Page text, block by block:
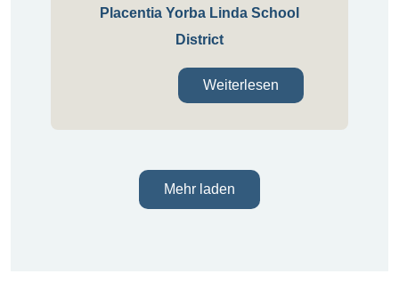
Placentia Yorba Linda School
District
Weiterlesen
Mehr laden